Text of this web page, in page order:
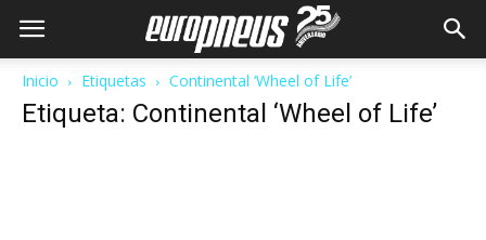
Inicio Etiquetas Continental ‘Wheel of Life’
Etiqueta: Continental ‘Wheel of Life’